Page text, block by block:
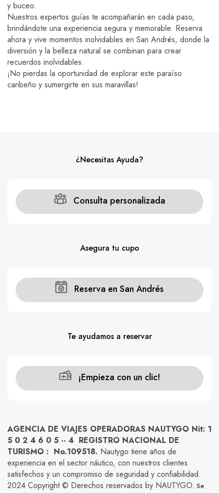
y buceo.
Nuestros expertos guías te acompañarán en cada paso,
brindándote una experiencia segura y memorable. Reserva
ahora y vive momentos inolvidables en San Andrés, donde la
diversión y la belleza natural se combinan para crear
recuerdos inolvidables.
¡No pierdas la oportunidad de explorar este paraíso
caribeño y sumergirte en sus maravillas!
¿Necesitas Ayuda?
Consulta personalizada
Asegura tu cupo
Reserva en San Andrés
Te ayudamos a reservar
¡Empieza con un clic!
AGENCIA DE VIAJES OPERADORAS NAUTYGO Nit: 1
5 0 2 4 6 0 5 -- 4 REGISTRO NACIONAL DE
TURISMO : No.109518. Nautygo tiene años de
experiencia en el sector náutico, con nuestros clientes
satisfechos y un compromiso de seguridad y confiabilidad.
2024 Copyright © Derechos reservados by NAUTYGO. Se